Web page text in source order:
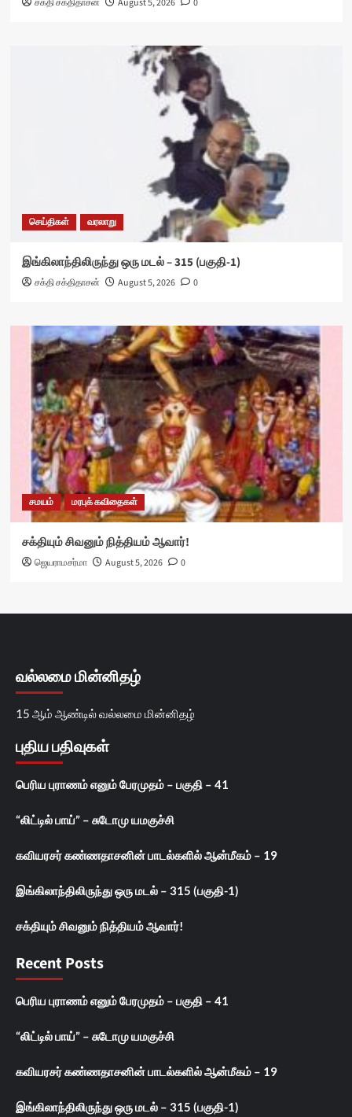
சக்தி சக்திதாசன் August 5, 2026 0
செய்திகள் வரலாறு
இங்கிலாந்திலிருந்து ஒரு மடல் – 315 (பகுதி-1)
சக்தி சக்திதாசன் August 5, 2026 0
சமயம் மரபுக் கவிதைகள்
சக்தியும் சிவனும் நித்தியம் ஆவார்!
ஜெயராமசர்மா August 5, 2026 0
வல்லமை மின்னிதழ்
15 ஆம் ஆண்டில் வல்லமை மின்னிதழ்
புதிய பதிவுகள்
பெரிய புராணம் எனும் பேரமுதம் – பகுதி – 41
“லிட்டில் பாய்” – சுடோமு யமகுச்சி
கவியரசர் கண்ணதாசனின் பாடல்களில் ஆன்மீகம் – 19
இங்கிலாந்திலிருந்து ஒரு மடல் – 315 (பகுதி-1)
சக்தியும் சிவனும் நித்தியம் ஆவார்!
Recent Posts
பெரிய புராணம் எனும் பேரமுதம் – பகுதி – 41
“லிட்டில் பாய்” – சுடோமு யமகுச்சி
கவியரசர் கண்ணதாசனின் பாடல்களில் ஆன்மீகம் – 19
இங்கிலாந்திலிருந்து ஒரு மடல் – 315 (பகுதி-1)